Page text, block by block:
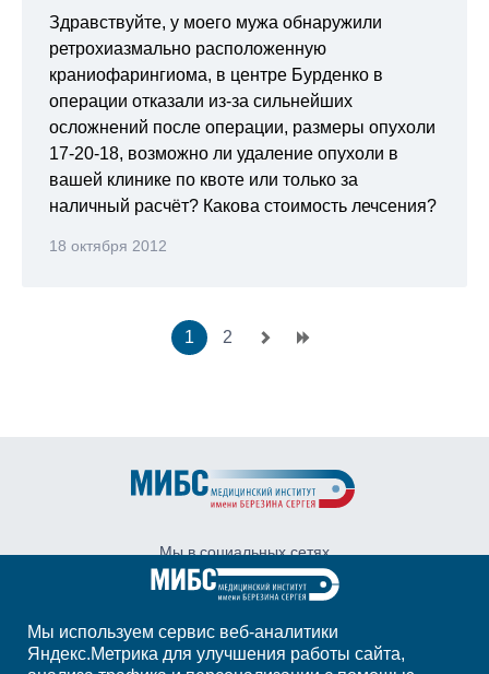
Здравствуйте, у моего мужа обнаружили
ретрохиазмально расположенную
краниофарингиома, в центре Бурденко в
операции отказали из-за сильнейших
осложнений после операции, размеры опухоли
17-20-18, возможно ли удаление опухоли в
вашей клинике по квоте или только за
наличный расчёт? Какова стоимость лечсения?
18 октября 2012
1 2
Мы в социальных сетях
Адрес:Санкт-Петербург, ул. Глухарская, д.
16, корп. 2, стр. 3
Мы используем сервис веб-аналитики
Яндекс.Метрика для улучшения работы сайта,